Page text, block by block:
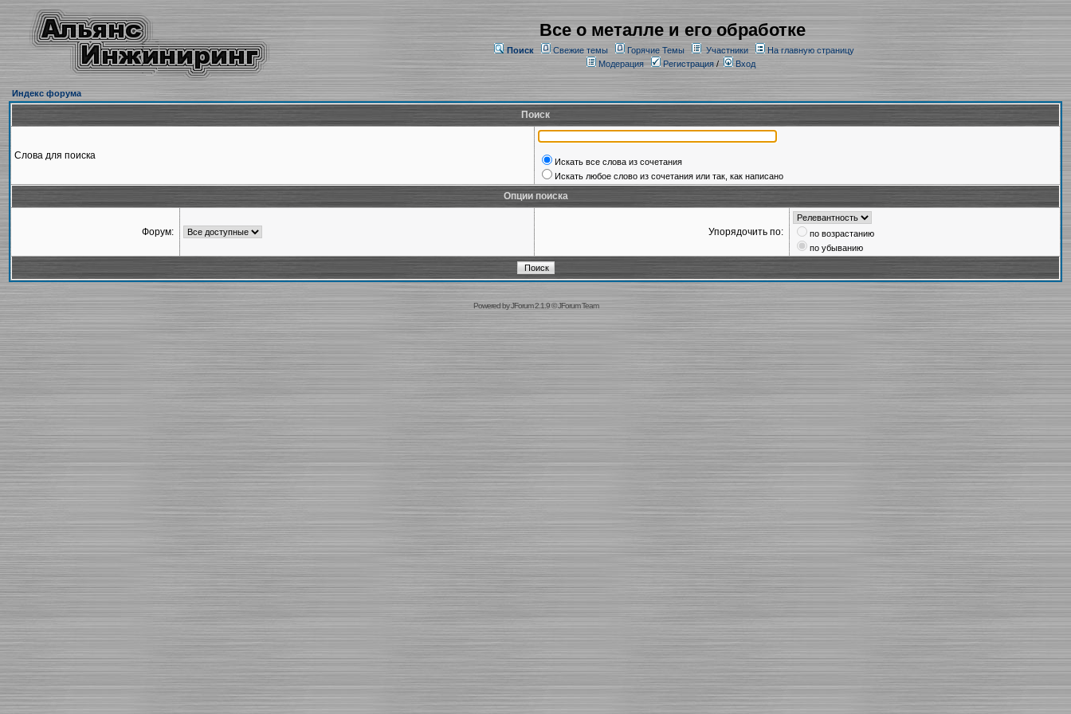
Все о металле и его обработке
Поиск Свежие темы Горячие Темы Участники
На главную страницу
Модерация
Регистрация/ Вход
Индекс форума
Поиск
Слова для поиска
Искать все слова из сочетания
Искать любое слово из сочетания или так, как написано
Опции поиска
Форум: Упорядочить по:
по возрастанию
по убыванию
Powered byJForum 2.1.9©JForum Team